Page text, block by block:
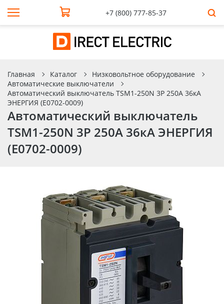
+7 (800) 777-85-37
Главная Каталог
Низковольтное оборудование
Автоматические выключатели
Автоматический выключатель TSM1-250N 3P 250A 36кА
ЭНЕРГИЯ (Е0702-0009)
Автоматический выключатель
TSM1-250N 3P 250A 36кА ЭНЕРГИЯ
(Е0702-0009)